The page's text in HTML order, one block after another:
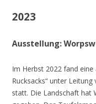
2023
Ausstellung:
Im Herbst 2022 fand
Rucksacks“ unter
statt. Die Landschaft hat